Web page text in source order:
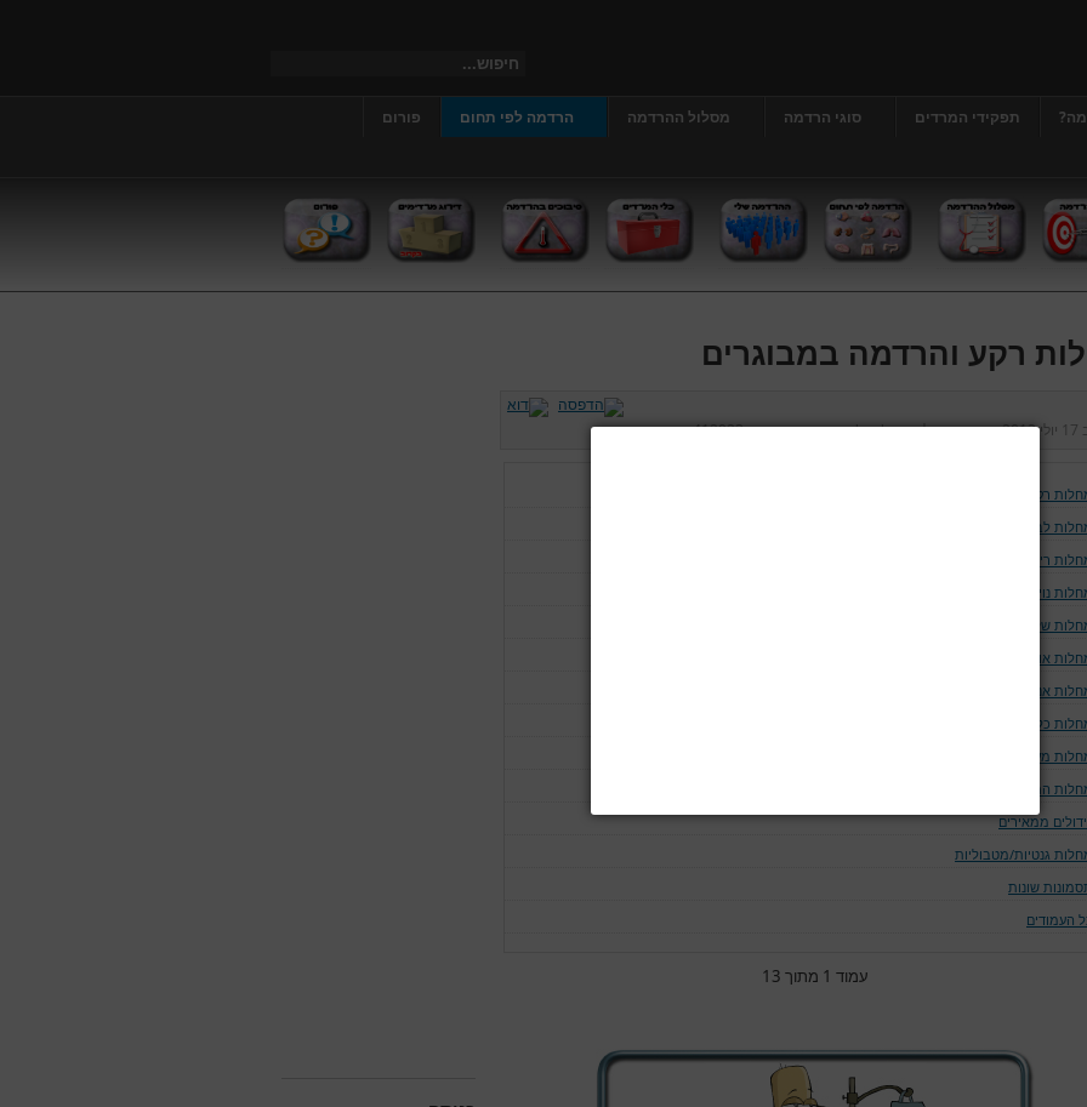
תפקידי המרדים סוגי הרדמה מסלול ההרדמה הרדמה לפי תחום
פורום
רקע והרדמה במבוגרים
17 יולי 2013 נכתב על ידידר' גרג'י יונתן כניסות:412923
רקע והרדמה במבוגרים
לב וכלי דם
ריאה ודרכי האויר
נוירולוגיות
שלד
אוטו-אימוניות
אנדוקריניות
כליה ומערכת השתן
מערכת העיכול
המאטולוגיות
ממאירים
גנטיות/מטבוליות
שונות
העמודים
עמוד 1 מתוך 13